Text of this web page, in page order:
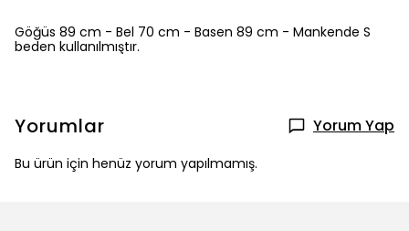
Göğüs 89 cm - Bel 70 cm - Basen 89 cm - Mankende S
beden kullanılmıştır.
Yorumlar Yorum Yap
Bu ürün için henüz yorum yapılmamış.